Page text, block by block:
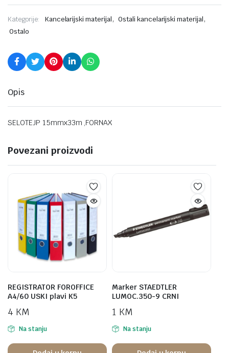
Kategorije: Kancelarijski materijal, Ostali kancelarijski materijal,
Ostalo
Opis
SELOTEJP 15mmx33m ,FORNAX
Povezani proizvodi
REGISTRATOR FOROFFICE
A4/60 USKI plavi K5
4 KM
Na stanju
Marker STAEDTLER
LUMOC.350-9 CRNI
1 KM
Na stanju